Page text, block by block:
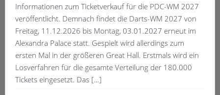
Informationen zum Ticketverkauf für die PDC-WM 2027
veröffentlicht. Demnach findet die Darts-WM 2027 von
Freitag, 11.12.2026 bis Montag, 03.01.2027 erneut im
Alexandra Palace statt. Gespielt wird allerdings zum
ersten Mal in der größeren Great Hall. Erstmals wird ein
Losverfahren für die gesamte Verteilung der 180.000
Tickets eingesetzt. Das […]